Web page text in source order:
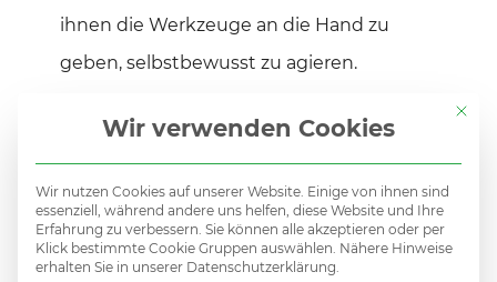
ihnen die Werkzeuge an die Hand zu
geben, selbstbewusst zu agieren.
1.3. Tradition und Authentizität
sondern ein Symbol für Authentizität und
Regionalität. Im Vertrieb bedeutet das,
authentisch aufzutreten und auf die
Mit
Wir verwenden Cookies
Wir nutzen Cookies auf unserer Website. Einige von ihnen sind
essenziell, während andere uns helfen, diese Website und Ihre
Erfahrung zu verbessern. Sie können alle akzeptieren oder per
Klick bestimmte Cookie Gruppen auswählen. Nähere Hinweise
erhalten Sie in unserer Datenschutzerklärung.